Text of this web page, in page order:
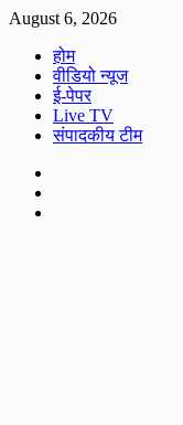
Skip
content
August 6, 2026
होम
वीडियो न्यूज
ई-पेपर
Live TV
संपादकीय टीम